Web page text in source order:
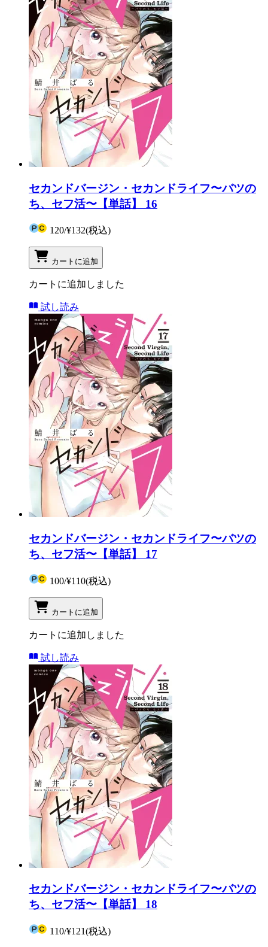
セカンドバージン・セカンドライフ〜バツの
ち、セフ活〜【単話】 16
120/¥132(税込)
カートに追加
カートに追加しました
試し読み
セカンドバージン・セカンドライフ〜バツの
ち、セフ活〜【単話】 17
100/¥110(税込)
カートに追加
カートに追加しました
試し読み
セカンドバージン・セカンドライフ〜バツの
ち、セフ活〜【単話】 18
110/¥121(税込)